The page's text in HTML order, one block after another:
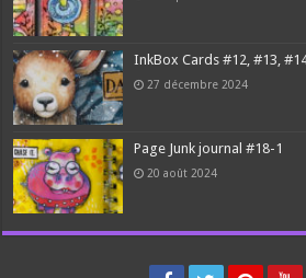
InkBox Cards #12, #13,
27 décembre 2024
Page Junk journal #18-1
20 août 2024